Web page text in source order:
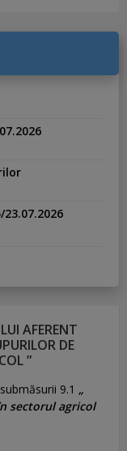
AFERENT
DE
”
9.1 „
sectorul agricol